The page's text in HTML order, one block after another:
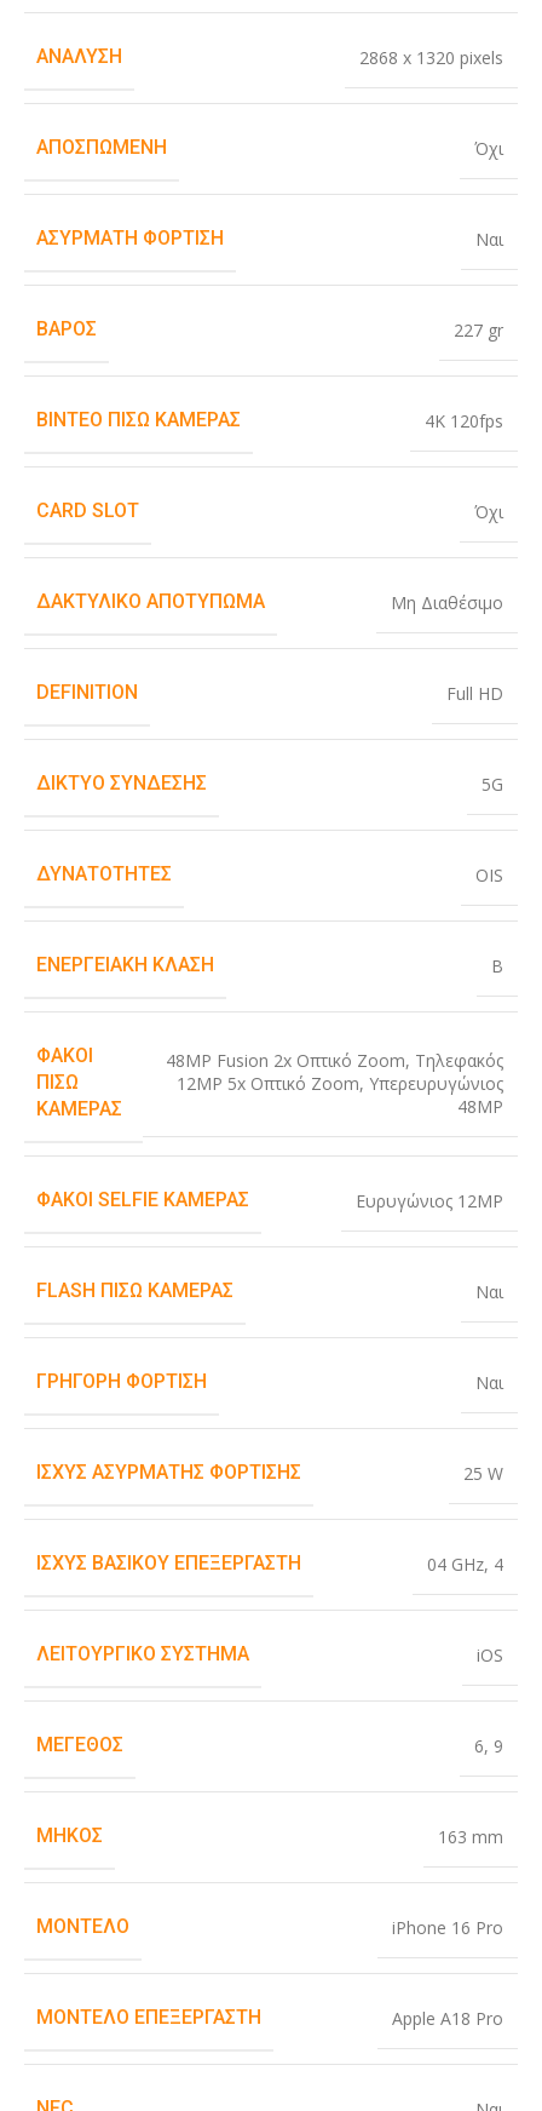
ΑΝΆΛΥΣΗ 2868 x 1320 pixels
ΑΠΟΣΠΏΜΕΝΗ Όχι
ΑΣΎΡΜΑΤΗ ΦΌΡΤΙΣΗ Ναι
ΒΆΡΟΣ 227 gr
ΒΊΝΤΕΟ ΠΊΣΩ ΚΆΜΕΡΑΣ 4K 120fps
CARD SLOT Όχι
ΔΑΚΤΥΛΙΚΌ ΑΠΟΤΎΠΩΜΑ Μη Διαθέσιμο
DEFINITION Full HD
ΔΊΚΤΥΟ ΣΎΝΔΕΣΗΣ 5G
ΔΥΝΑΤΌΤΗΤΕΣ OIS
ΕΝΕΡΓΕΙΑΚΉ ΚΛΆΣΗ B
ΦΑΚΟΊ
ΠΊΣΩ
ΚΆΜΕΡΑΣ
48MP Fusion 2x Οπτικό Zoom, Τηλεφακός
12MP 5x Οπτικό Zoom, Υπερευρυγώνιος
48MP
ΦΑΚΟΊ SELFIE ΚΆΜΕΡΑΣ Ευρυγώνιος 12MP
FLASH ΠΊΣΩ ΚΆΜΕΡΑΣ Ναι
ΓΡΉΓΟΡΗ ΦΌΡΤΙΣΗ Ναι
ΙΣΧΎΣ ΑΣΎΡΜΑΤΗΣ ΦΌΡΤΙΣΗΣ 25 W
ΙΣΧΎΣ ΒΑΣΙΚΟΎ ΕΠΕΞΕΡΓΑΣΤΉ 04 GHz, 4
ΛΕΙΤΟΥΡΓΙΚΌ ΣΎΣΤΗΜΑ iOS
ΜΈΓΕΘΟΣ 6, 9
ΜΉΚΟΣ 163 mm
ΜΟΝΤΈΛΟ iPhone 16 Pro
ΜΟΝΤΈΛΟ ΕΠΕΞΕΡΓΑΣΤΉ Apple A18 Pro